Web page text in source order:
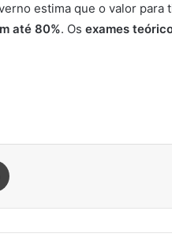
estima que o valor para
até 80%. Os exames